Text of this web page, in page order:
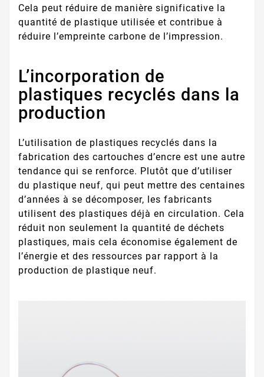
Cela peut réduire de manière significative la
quantité de plastique utilisée et contribue à
réduire l’empreinte carbone de l’impression.
L’incorporation de
plastiques recyclés dans la
production
L’utilisation de plastiques recyclés dans la
fabrication des cartouches d’encre est une autre
tendance qui se renforce. Plutôt que d’utiliser
du plastique neuf, qui peut mettre des centaines
d’années à se décomposer, les fabricants
utilisent des plastiques déjà en circulation. Cela
réduit non seulement la quantité de déchets
plastiques, mais cela économise également de
l’énergie et des ressources par rapport à la
production de plastique neuf.